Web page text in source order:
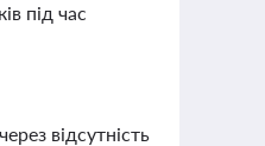
під час
відсутність